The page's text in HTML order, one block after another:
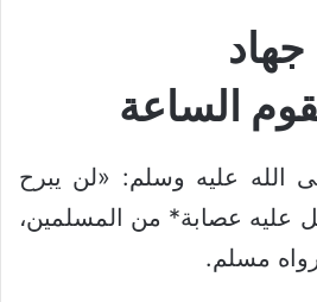
جهاد
الساعة
الله عليه وسلم: «لن يبرح
عليه عصابة* من المسلمين،
مسلم.